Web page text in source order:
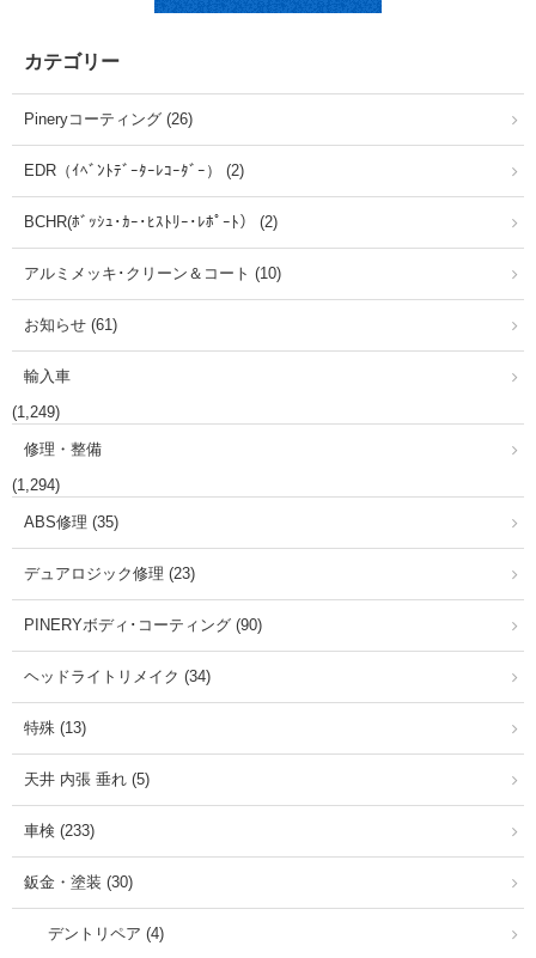
カテゴリー
Pineryコーティング (26)
EDR（ｲﾍﾞﾝﾄﾃﾞｰﾀｰﾚｺｰﾀﾞｰ） (2)
BCHR(ﾎﾞｯｼｭ･ｶｰ･ﾋｽﾄﾘｰ･ﾚﾎﾟｰﾄ） (2)
アルミメッキ･クリーン＆コート (10)
お知らせ (61)
輸入車
(1,249)
修理・整備
(1,294)
ABS修理 (35)
デュアロジック修理 (23)
PINERYボディ･コーティング (90)
ヘッドライトリメイク (34)
特殊 (13)
天井 内張 垂れ (5)
車検 (233)
鈑金・塗装 (30)
デントリペア (4)